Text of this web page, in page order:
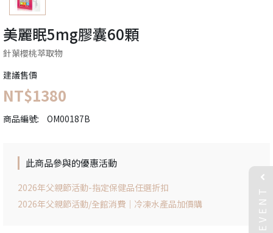
美麗眠5mg膠囊60顆
針葉櫻桃萃取物
建議售價
NT$1380
商品編號: OM00187B
此商品參與的優惠活動
2026年父親節活動-指定保健品任選折扣
2026年父親節活動/全館消費｜冷凍水產品加價購
EVENT